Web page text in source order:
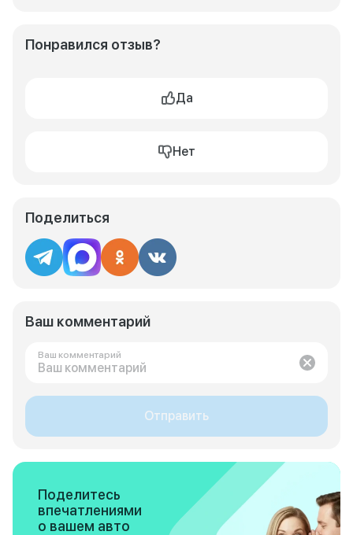
Понравился отзыв?
Да
Нет
Поделиться
Ваш комментарий
Ваш комментарий
Отправить
Поделитесь
впечатлениями
о вашем авто